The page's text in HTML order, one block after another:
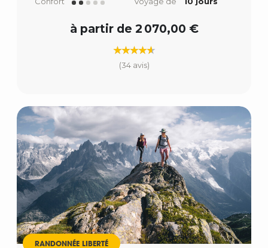
à partir de 2 070,00 €
(34 avis)
RANDONNÉE LIBERTÉ